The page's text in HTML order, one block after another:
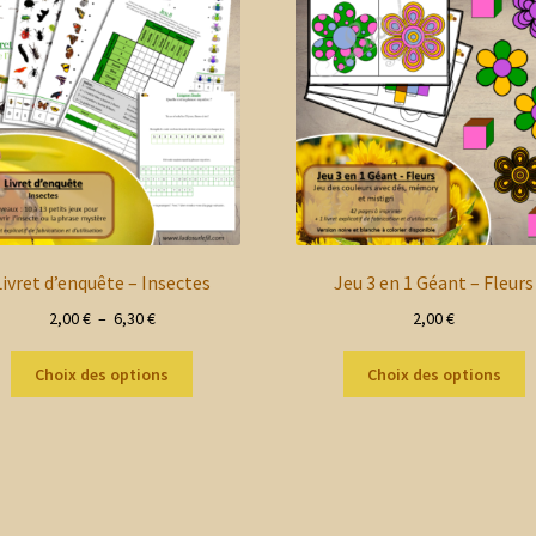
d’enquête – Insectes
2,00€ – 6,30€Plage
prix :
2,00 €
Choix des options
Jeu 3 en 1 Géant – Fleurs
2,00€
Choix des options